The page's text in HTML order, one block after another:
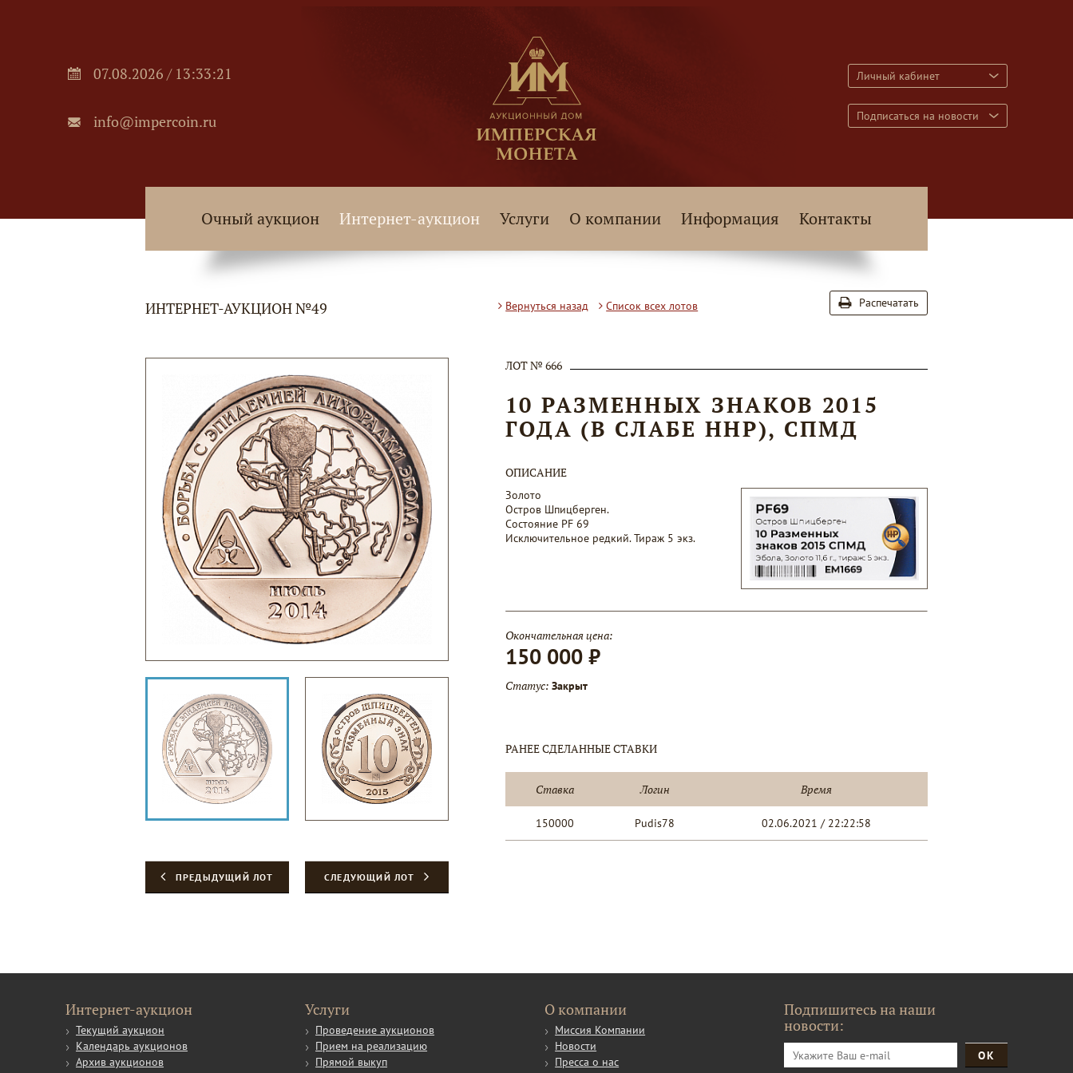
07.08.2026 / 13:33:21
info@impercoin.ru
Личный кабинет
Подписаться на новости
Очный аукцион Интернет-аукцион Услуги О компании Информация Контакты
Распечатать
ИНТЕРНЕТ-АУКЦИОН №49 Вернуться назад Список всех лотов
ПРЕДЫДУЩИЙ ЛОТ СЛЕДУЮЩИЙ ЛОТ
ЛОТ № 666
10 РАЗМЕННЫХ ЗНАКОВ 2015
ГОДА (В СЛАБЕ ННР), СПМД
ОПИСАНИЕ
Золото
Остров Шпицберген.
Состояние PF 69
Исключительное редкий. Тираж 5 экз.
Окончательная цена:
150 000 ₽
Статус: Закрыт
РАНЕЕ СДЕЛАННЫЕ СТАВКИ
Ставка Логин Время
150000 Pudis78 02.06.2021 / 22:22:58
Интернет-аукцион
Текущий аукцион
Календарь аукционов
Архив аукционов
Услуги
Проведение аукционов
Прием на реализацию
Прямой выкуп
О компании
Миссия Компании
Новости
Пресса о нас
Подпишитесь на наши
новости: